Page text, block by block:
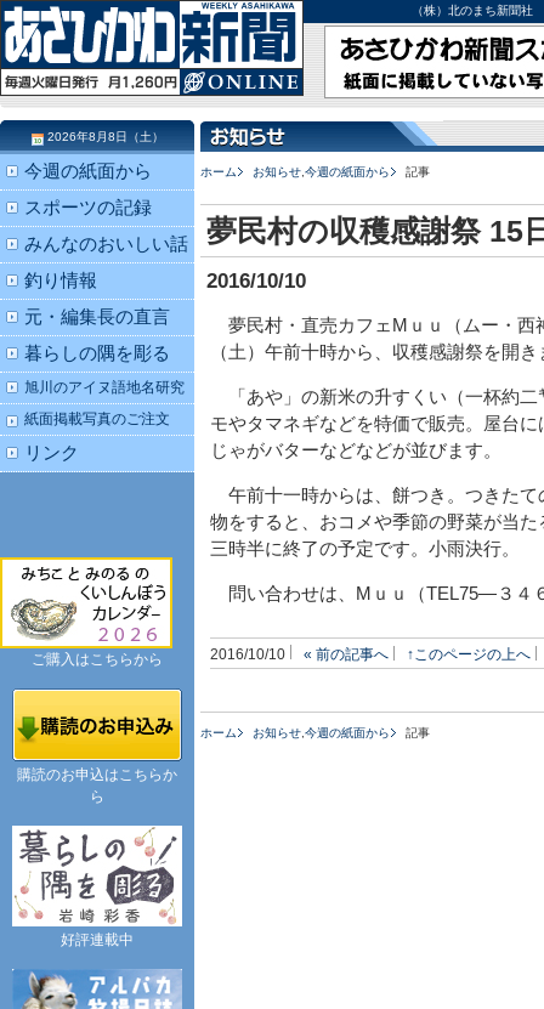
（株）北のまち新聞
ホーム お知らせ 今週の紙面から 記事
夢民村の収穫感謝祭 15
2016/10/10
夢民村・直売カフェМｕｕ（ムー・西
（土）午前十時から、収穫感謝祭を開き
「あや」の新米の升すくい（一杯約二
モやタマネギなどを特価で販売。屋台
じゃがバターなどなどが並びます。
午前十一時からは、餅つき。つきたて
物をすると、おコメや季節の野菜が当
三時半に終了の予定です。小雨決行。
問い合わせは、Мｕｕ（TEL75―３４
2016/10/10 « 前の記事へ ↑このページの上へ
ホーム お知らせ 今週の紙面から 記事
2026年8月8日（土）
今週の紙面から
スポーツの記録
みんなのおいしい話
釣り情報
元・編集長の直言
暮らしの隅を彫る
旭川のアイヌ語地名研究
紙面掲載写真のご注文
リンク
ご購入はこちらから
購読のお申込はこちらか
ら
好評連載中